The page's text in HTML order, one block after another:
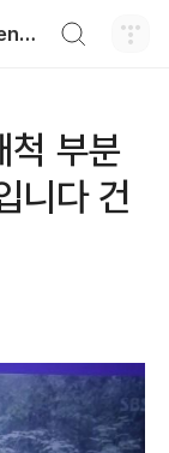
와일드진생WG엔터테인먼트 entertainment
척 부분
니다 건